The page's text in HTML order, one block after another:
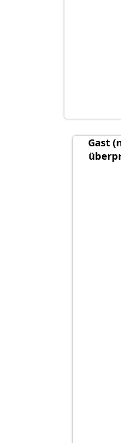
Gast